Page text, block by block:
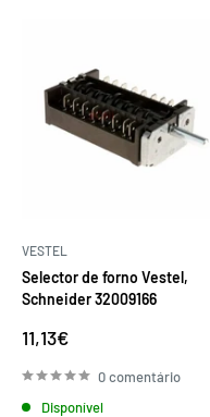
VESTEL
Selector de forno Vestel,
Schneider 32009166
Preço
venda
11,13€
0 comentário
Disponível